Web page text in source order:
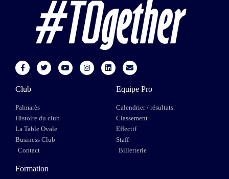
Club
Palmarès
Histoire du club
La Table Ovale
Business Club
Contact
Equipe Pro
Calendrier / résultats
Classement
Effectif
Staff
Billetterie
Formation